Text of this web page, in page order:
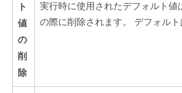
ト
値
の
削
除
実行時に使用されたデフォルト値
の際に削除されます。 デフォルト